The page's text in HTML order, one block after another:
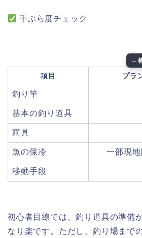
手ぶら度チェック
項目 プラ
釣り竿
基本の釣り道具
雨具
魚の保冷 一部現地
移動手段
初心者目線では、釣り道具の準備
なり楽です。ただし、釣り場まで